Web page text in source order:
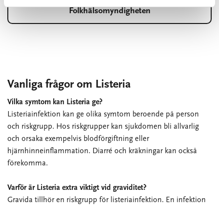
Folkhälsomyndigheten
Vanliga frågor om Listeria
Vilka symtom kan Listeria ge?
Listeriainfektion kan ge olika symtom beroende på person
och riskgrupp. Hos riskgrupper kan sjukdomen bli allvarlig
och orsaka exempelvis blodförgiftning eller
hjärnhinneinflammation. Diarré och kräkningar kan också
förekomma.
Varför är Listeria extra viktigt vid graviditet?
Gravida tillhör en riskgrupp för listeriainfektion. En infektion